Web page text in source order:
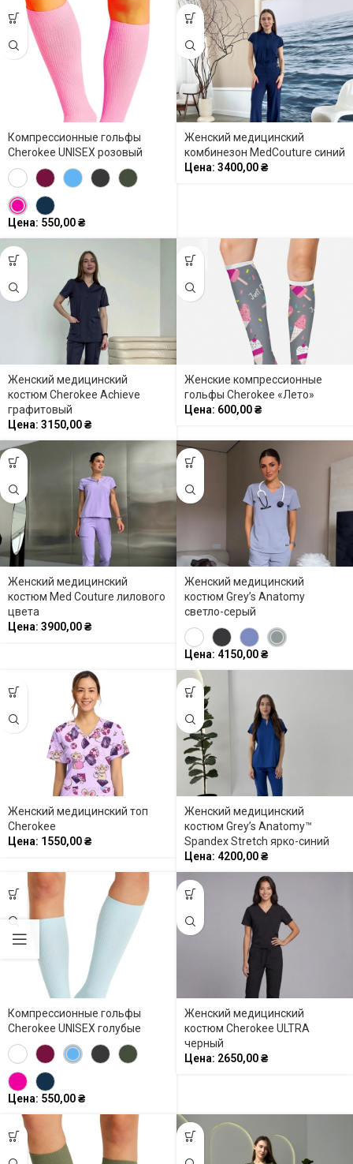
Компрессионные гольфы
Cherokee UNISEX розовый
Цена: 550,00₴
Женский медицинский
комбинезон MedCouture синий
Цена: 3400,00₴
Женский медицинский
костюм Cherokee Achieve
графитовый
Цена: 3150,00₴
Женские компрессионные
гольфы Cherokee «Лето»
Цена: 600,00₴
Женский медицинский
костюм Med Couture лилового
цвета
Цена: 3900,00₴
Женский медицинский
костюм Grey’s Anatomy
светло-серый
Цена: 4150,00₴
Женский медицинский топ
Cherokee
Цена: 1550,00₴
Женский медицинский
костюм Grey’s Anatomy™
Spandex Stretch ярко-синий
Цена: 4200,00₴
Компрессионные гольфы
Cherokee UNISEX голубые
Цена: 550,00₴
Женский медицинский
костюм Cherokee ULTRA
черный
Цена: 2650,00₴